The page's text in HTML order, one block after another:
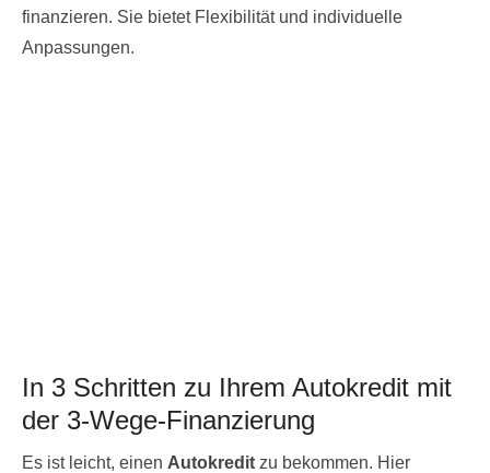
finanzieren. Sie bietet Flexibilität und individuelle
Anpassungen.
In 3 Schritten zu Ihrem Autokredit mit
der 3-Wege-Finanzierung
Es ist leicht, einen Autokredit zu bekommen. Hier